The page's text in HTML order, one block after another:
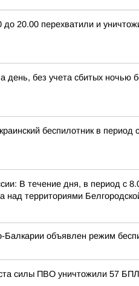
20.00 перехватили и
день, без учета сбитых ночью
беспилотник в
В течение дня, в период с
над территориями
Балкарии объявлен режим
силы ПВО уничтожили 57